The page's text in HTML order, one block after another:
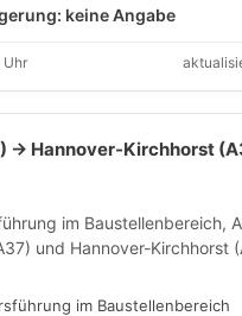
keine Angabe
Uhr
→ Hannover-Kirchhorst
im Baustellenbereich,
und Hannover-Kirchhorst
im Baustellenbereich